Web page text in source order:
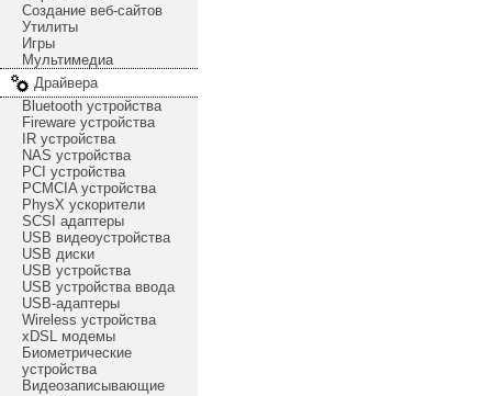
Создание веб-сайтов
Утилиты
Игры
Мультимедиа
Драйвера
Bluetooth устройства
Fireware устройства
IR устройства
NAS устройства
PCI устройства
PCMCIA устройства
PhysX ускорители
SCSI адаптеры
USB видеоустройства
USB диски
USB устройства
USB устройства ввода
USB-адаптеры
Wireless устройства
xDSL модемы
Биометрические
устройства
Видеозаписывающие